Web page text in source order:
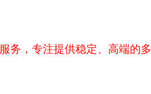
，专注提供稳定、高端的多